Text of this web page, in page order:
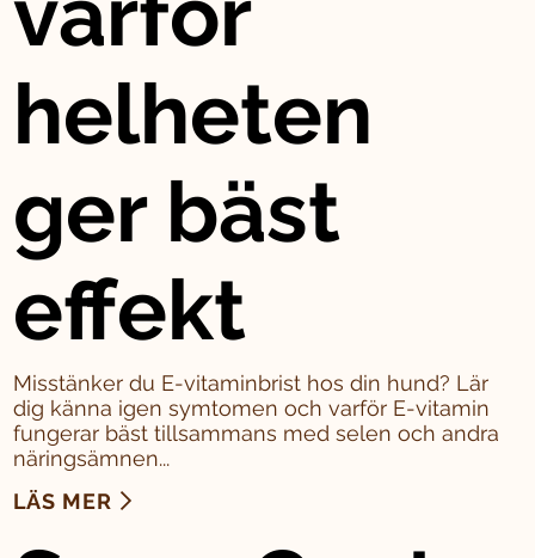
helheten
ger bäst
effekt
Misstänker du E-vitaminbrist hos din hund? Lär
dig känna igen symtomen och varför E-vitamin
fungerar bäst tillsammans med selen och andra
näringsämnen...
LÄS MER